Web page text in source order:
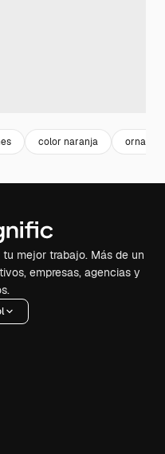
color naranja
mejor trabajo. Más de un
empresas, agencias y